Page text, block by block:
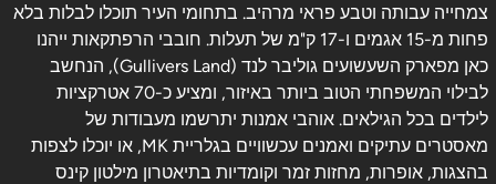
צמחייה עבותה וטבע פראי מרהיב. בתחומי העיר תוכלו לבלות בלא
פחות מ-15 אגמים ו-17 ק"מ של תעלות. חובבי הרפתקאות ייהנו
כאן מפארק השעשועים גוליבר לנד (Gullivers Land), הנחשב
לבילוי המשפחתי הטוב ביותר באיזור, ומציע כ-70 אטרקציות
לילדים בכל הגילאים. אוהבי אמנות יתרשמו מעבודות של
מאסטרים עתיקים ואמנים עכשוויים בגלריית MK, או יוכלו לצפות
בהצגות, אופרות, מחזות זמר וקומדיות בתיאטרון מילטון קינס